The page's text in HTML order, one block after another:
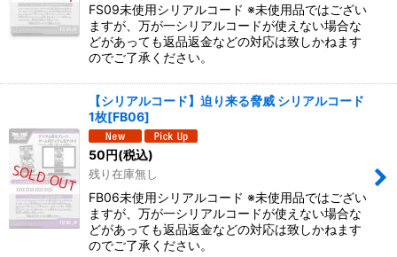
FS09未使用シリアルコード ※未使用品ではござい
ますが、万が一シリアルコードが使えない場合な
どがあっても返品返金などの対応は致しかねます
のでご了承ください。
【シリアルコード】迫り来る脅威 シリアルコード
1枚[FB06]
50円(税込)
残り在庫無し
FB06未使用シリアルコード ※未使用品ではござい
ますが、万が一シリアルコードが使えない場合な
どがあっても返品返金などの対応は致しかねます
のでご了承ください。